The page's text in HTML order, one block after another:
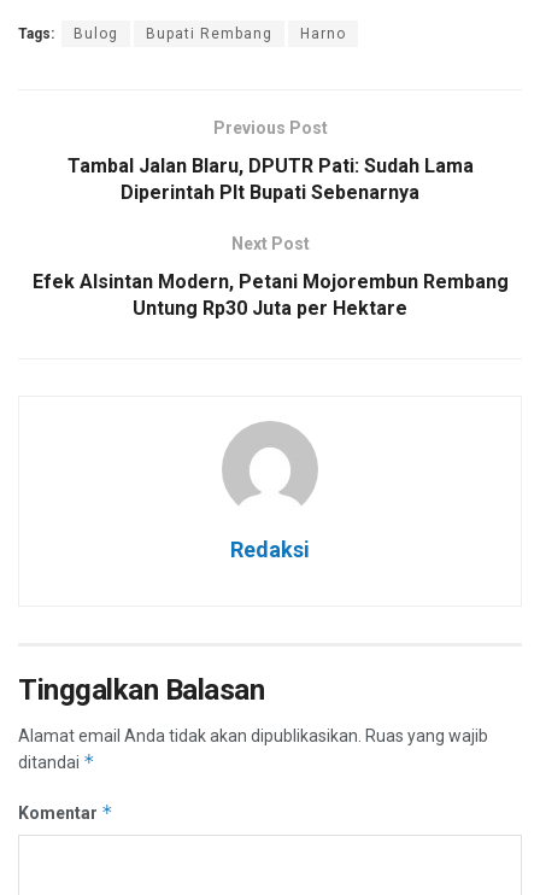
Tags: Bulog Bupati Rembang Harno
Previous Post
Tambal Jalan Blaru, DPUTR Pati: Sudah Lama
Diperintah Plt Bupati Sebenarnya
Next Post
Efek Alsintan Modern, Petani Mojorembun Rembang
Untung Rp30 Juta per Hektare
Redaksi
Tinggalkan Balasan
Alamat email Anda tidak akan dipublikasikan. Ruas yang wajib
ditandai *
Komentar *